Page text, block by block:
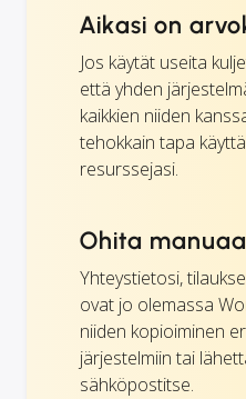
Aikasi on
Jos käytät useita
että yhden
kaikkien niiden
tehokkain tapa
resurssejasi.
Ohita
Yhteystietosi,
ovat jo olemassa
niiden kopioiminen
järjestelmiin tai
sähköpostitse.